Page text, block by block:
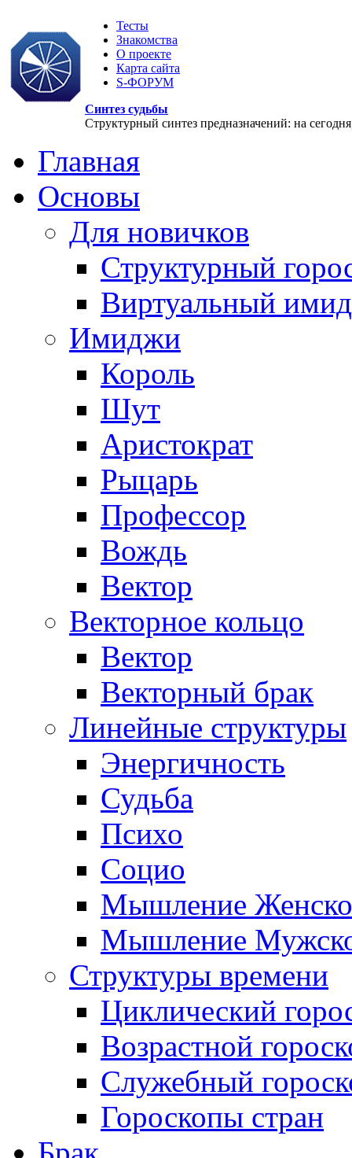
Тесты
Знакомства
О проекте
Карта сайта
S-ФОРУМ
Синтез судьбы
Структурный синтез предназначений: на
Главная
Основы
Для новичков
Структурный
Виртуальный
Имиджи
Король
Шут
Аристократ
Рыцарь
Профессор
Вождь
Вектор
Векторное кольцо
Вектор
Векторный брак
Линейные структуры
Энергичность
Судьба
Психо
Социо
Мышление
Мышление
Структуры времени
Циклический
Возрастной
Служебный
Гороскопы стран